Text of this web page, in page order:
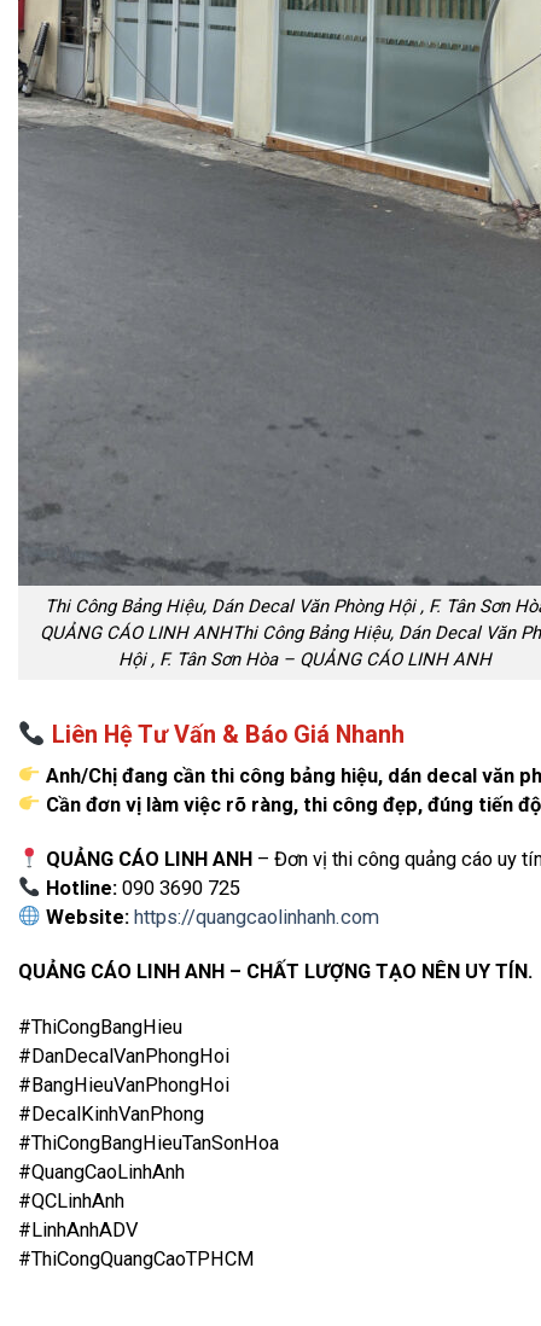
Thi Công Bảng Hiệu, Dán Decal Văn Phòng Hội , F. Tân Sơn
QUẢNG CÁO LINH ANHThi Công Bảng Hiệu, Dán Decal Văn
Hội , F. Tân Sơn Hòa – QUẢNG CÁO LINH ANH
Liên Hệ Tư Vấn & Báo Giá Nhanh
Anh/Chị đang cần thi công bảng hiệu, dán decal văn
Cần đơn vị làm việc rõ ràng, thi công đẹp, đúng tiến
QUẢNG CÁO LINH ANH– Đơn vị thi công quảng cáo uy
Hotline:090 3690 725
Website: https://quangcaolinhanh.com
QUẢNG CÁO LINH ANH – CHẤT LƯỢNG TẠO NÊN UY TÍN.
#ThiCongBangHieu
#DanDecalVanPhongHoi
#BangHieuVanPhongHoi
#DecalKinhVanPhong
#ThiCongBangHieuTanSonHoa
#QuangCaoLinhAnh
#QCLinhAnh
#LinhAnhADV
#ThiCongQuangCaoTPHCM